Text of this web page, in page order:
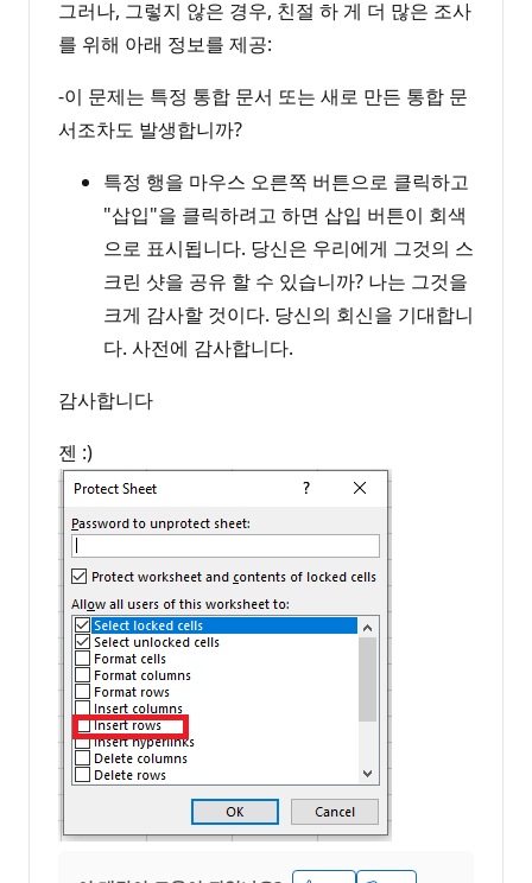
그러나, 그렇지 않은 경우, 친절 하 게 더 많은 조사
를 위해 아래 정보를 제공:
-이 문제는 특정 통합 문서 또는 새로 만든 통합 문
서조차도 발생합니까?
특정 행을 마우스 오른쪽 버튼으로 클릭하고
"삽입"을 클릭하려고 하면 삽입 버튼이 회색
으로 표시됩니다. 당신은 우리에게 그것의 스
크린 샷을 공유 할 수 있습니까? 나는 그것을
크게 감사할 것이다. 당신의 회신을 기대합니
다. 사전에 감사합니다.
감사합니다
젠 :)